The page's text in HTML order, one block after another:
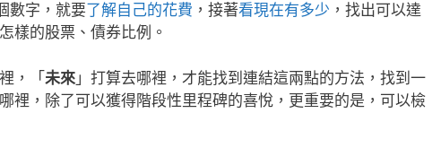
數字，就要了解自己的花費 ，接著看現在有多少 ，找出可以達
樣的股票、債券比例。
，「未來 」打算去哪裡，才能找到連結這兩點的方法，找到一
裡，除了可以獲得階段性里程碑的喜悅，更重要的是，可以檢